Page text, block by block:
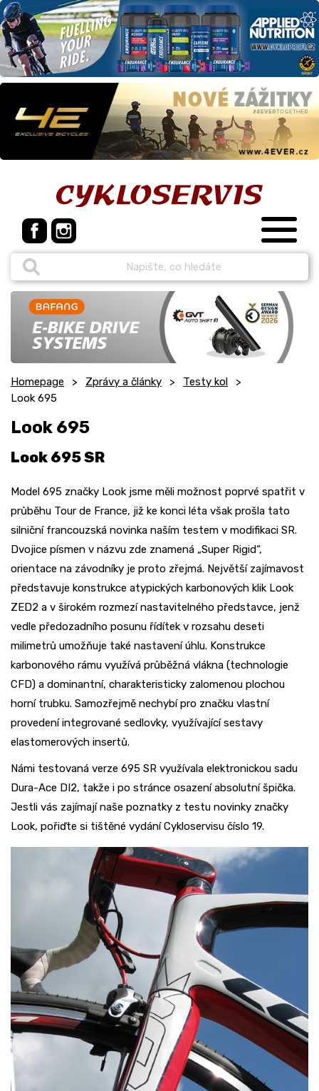
Homepage Zprávy a články
Testy kol
Look 695
Look 695
Look 695 SR
Model 695 značky Look jsme měli možnost poprvé spatřit v
průběhu Tour de France, již ke konci léta však prošla tato
silniční francouzská novinka naším testem v modifikaci SR.
Dvojice písmen v názvu zde znamená „Super Rigid“,
orientace na závodníky je proto zřejmá. Největší zajímavost
představuje konstrukce atypických karbonových klik Look
ZED2 a v širokém rozmezí nastavitelného představce, jenž
vedle předozadního posunu řídítek v rozsahu deseti
milimetrů umožňuje také nastavení úhlu. Konstrukce
karbonového rámu využívá průběžná vlákna (technologie
CFD) a dominantní, charakteristicky zalomenou plochou
horní trubku. Samozřejmě nechybí pro značku vlastní
provedení integrované sedlovky, využívající sestavy
elastomerových insertů.
Námi testovaná verze 695 SR využívala elektronickou sadu
Dura-Ace DI2, takže i po stránce osazení absolutní špička.
Jestli vás zajímají naše poznatky z testu novinky značky
Look, pořiďte si tištěné vydání Cykloservisu číslo 19.